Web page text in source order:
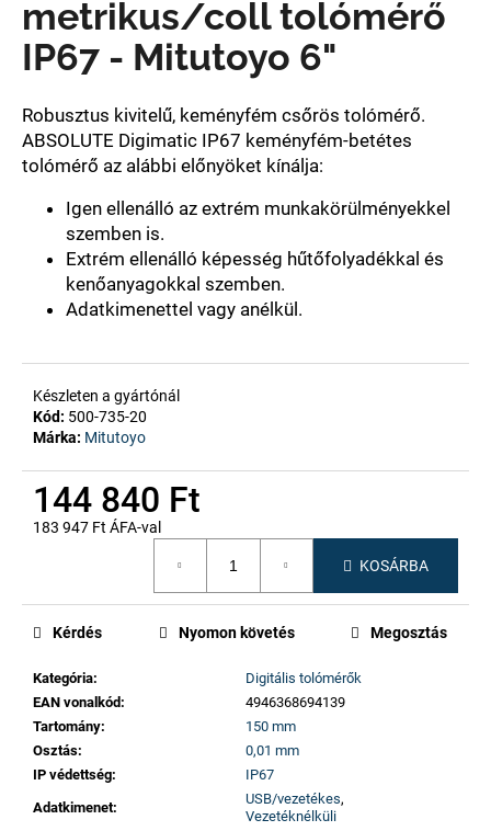
metrikus/coll tolómérő
IP67 - Mitutoyo 6"
Robusztus kivitelű, keményfém csőrös tolómérő.
ABSOLUTE Digimatic IP67 keményfém-betétes
tolómérő az alábbi előnyöket kínálja:
Igen ellenálló az extrém munkakörülményekkel
szemben is.
Extrém ellenálló képesség hűtőfolyadékkal és
kenőanyagokkal szemben.
Adatkimenettel vagy anélkül.
Készleten a gyártónál
Kód: 500-735-20
Márka: Mitutoyo
144 840 Ft
183 947 Ft ÁFA-val
KOSÁRBA
Kategória:
Digitális tolómérők
EAN vonalkód :
4946368694139
Tartomány:
150 mm
Osztás:
0,01 mm
IP védettség:
IP67
Adatkimenet:
USB/vezetékes,
Vezetéknélküli
Kérdés Nyomon követés Megosztás
A
á
n
l